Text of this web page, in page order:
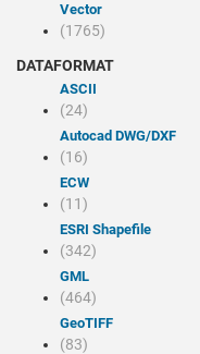
Vector
(1765)
DATAFORMAT
ASCII
(24)
Autocad DWG/DXF
(16)
ECW
(11)
ESRI Shapefile
(342)
GML
(464)
GeoTIFF
(83)